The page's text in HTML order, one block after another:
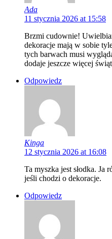
Ada
11 stycznia 2026 at 15:58
Brzmi cudownie!
dekoracje mają w sobie
tych barwach musi
dodaje jeszcze więcej
Odpowiedz
Kinga
12 stycznia 2026 at 16:08
Ta myszka jest słodka. Ja
jeśli chodzi o dekoracje.
Odpowiedz